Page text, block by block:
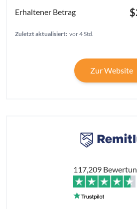
Zuletzt aktualisiert: vor 4 Std.
Zur Website
117,209